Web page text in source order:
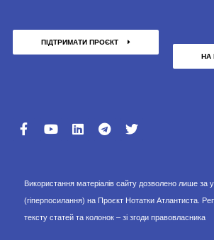
ПІДТРИМАТИ ПРОЄКТ
НА
Використання матеріалів сайту дозволено лише за
(гіперпосилання) на Проєкт Нотатки Атлантиста.
тексту статей та колонок – зі згоди правовласника